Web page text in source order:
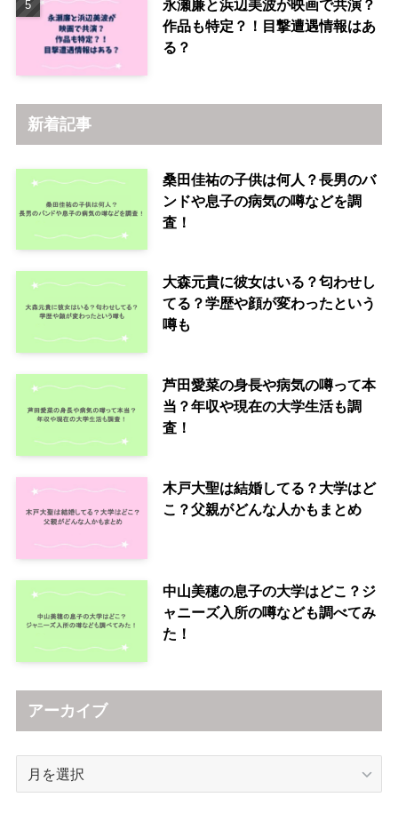
永瀬廉と浜辺美波が映画で共演？
作品も特定？！目撃遭遇情報はあ
る？
新着記事
桑田佳祐の子供は何人？長男のバ
ンドや息子の病気の噂などを調
査！
大森元貴に彼女はいる？匂わせし
てる？学歴や顔が変わったという
噂も
芦田愛菜の身長や病気の噂って本
当？年収や現在の大学生活も調
査！
木戸大聖は結婚してる？大学はど
こ？父親がどんな人かもまとめ
中山美穂の息子の大学はどこ？ジ
ャニーズ入所の噂なども調べてみ
た！
アーカイブ